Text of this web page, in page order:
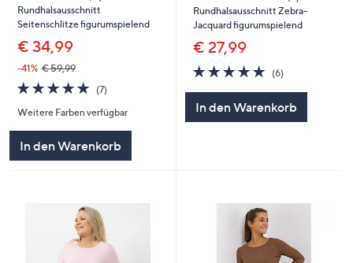
Rundhalsausschnitt
Seitenschlitze figurumspielend
€ 34,99
-41% € 59,99
4.9
von
5
(7)7
Weitere Farben verfügbar
In den Warenkorb
Rundhalsausschnitt Zebra-
Jacquard figurumspielend
€ 27,99
4.8
von
(6)6
In den Warenkorb